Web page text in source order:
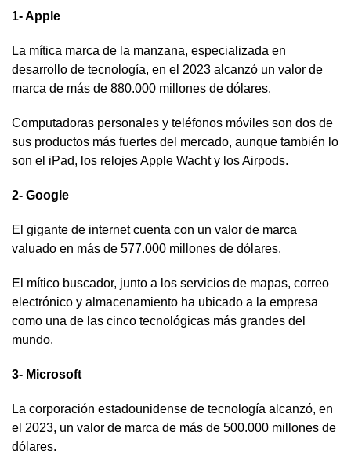
1- Apple
La mítica marca de la manzana, especializada en
desarrollo de tecnología, en el 2023 alcanzó un valor de
marca de más de 880.000 millones de dólares.
Computadoras personales y teléfonos móviles son dos de
sus productos más fuertes del mercado, aunque también lo
son el iPad, los relojes Apple Wacht y los Airpods.
2- Google
El gigante de internet cuenta con un valor de marca
valuado en más de 577.000 millones de dólares.
El mítico buscador, junto a los servicios de mapas, correo
electrónico y almacenamiento ha ubicado a la empresa
como una de las cinco tecnológicas más grandes del
mundo.
3- Microsoft
La corporación estadounidense de tecnología alcanzó, en
el 2023, un valor de marca de más de 500.000 millones de
dólares.